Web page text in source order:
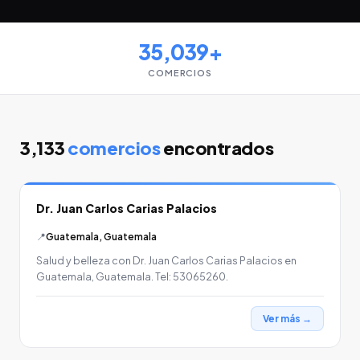
35,039+
COMERCIOS
3,133comerciosencontrados
Dr. Juan Carlos Carias Palacios
📍Guatemala, Guatemala
Salud y belleza con Dr. Juan Carlos Carias Palacios en
Guatemala, Guatemala. Tel: 53065260.
Ver más →